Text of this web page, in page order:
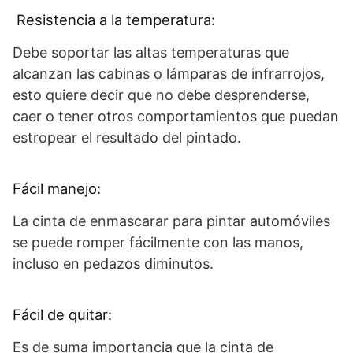
Resistencia a la temperatura:
Debe soportar las altas temperaturas que
alcanzan las cabinas o lámparas de infrarrojos,
esto quiere decir que no debe desprenderse,
caer o tener otros comportamientos que puedan
estropear el resultado del pintado.
Fácil manejo:
La cinta de enmascarar para pintar automóviles
se puede romper fácilmente con las manos,
incluso en pedazos diminutos.
Fácil de quitar:
Es de suma importancia que la cinta de